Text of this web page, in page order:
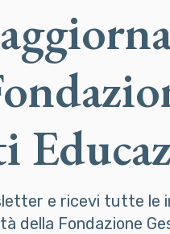
e ricevi tutte le
della Fondazione